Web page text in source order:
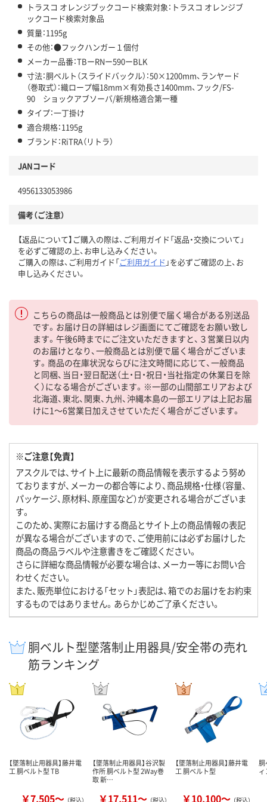
トラスコ オレンジブックコード検索対象：トラスコ オレンジブ
ックコード検索対象品
質量：1195g
その他：●フックハンガー１個付
メーカー品番：TBーRNー590ーBLK
寸法：胴ベルト（スライドバックル）：50×1200mm、ランヤード
（巻取式）：織ロープ幅18mm×有効長さ1400mm、フック/FS-
90 ショックアブソーバ/新規格適合第一種
タイプ：一丁掛け
適合規格：1195g
ブランド：RiTRA（リトラ）
JANコード
4956133053986
備考（ご注意）
【返品について】ご購入の際は、ご利用ガイド「返品・交換について」
を必ずご確認の上、お申し込みください。
ご購入の際は、ご利用ガイド「ご利用ガイド 」を必ずご確認の上、お
申し込みください。
こちらの商品は一般商品とは別便で届く場合がある別送品
です。お届け日の詳細はレジ画面にてご確認をお願い致し
ます。午後6時までにご注文いただきますと、３営業日以内
のお届けとなり、一般商品とは別便で届く場合がございま
す。商品の在庫状況ならびに注文時間に応じて、一般商品
と同梱、当日・翌日配送（土・日・祝日・当社指定の休業日を除
く）になる場合がございます。※一部の山間部エリアおよび
北海道、東北、関東、九州、沖縄本島の一部エリアは上記お届
けに1～6営業日加えさせていただく場合がございます。
※ご注意【免責】
アスクルでは、サイト上に最新の商品情報を表示するよう努め
ておりますが、メーカーの都合等により、商品規格・仕様（容量、
パッケージ、原材料、原産国など）が変更される場合がございま
す。
このため、実際にお届けする商品とサイト上の商品情報の表記
が異なる場合がございますので、ご使用前には必ずお届けした
商品の商品ラベルや注意書きをご確認ください。
さらに詳細な商品情報が必要な場合は、メーカー等にお問い合
わせください。
また、販売単位における「セット」表記は、箱でのお届けをお約束
するものではありません。あらかじめご了承ください。
胴ベルト型墜落制止用器具/安全帯の売れ
筋ランキング
【墜落制止用器具】藤井電
工 胴ベルト型 TB
￥7,505～ （税込）
【墜落制止用器具】谷沢製
作所 胴ベルト型 2Way巻
取 新…
￥17,511～ （税込）
【墜落制止用器具】藤井電
工 胴ベルト型
￥10,100～ （税込）
胴
ィ